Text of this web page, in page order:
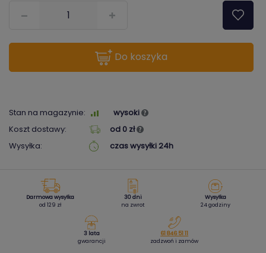
do koszyka
Stan na magazynie:
wysoki
Koszt dostawy:
od 0 zł
Wysyłka:
czas wysyłki 24h
Darmowa wysyłka
od 129 zł
30 dni
na zwrot
Wysyłka
24 godziny
3 lata
gwarancji
61 846 51 11
zadzwoń i zamów